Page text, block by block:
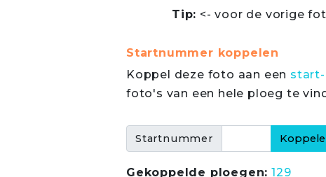
Tip: <- voor de vorige
Startnummer koppelen
Koppel deze foto aan een
foto's van een hele ploeg te
Startnummer
Gekoppelde ploegen: 129